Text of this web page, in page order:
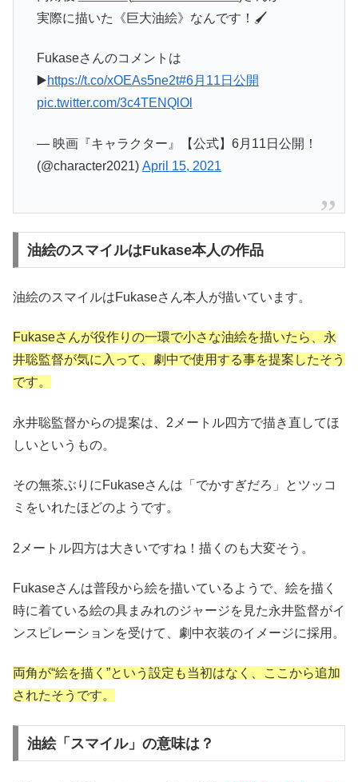
実際に描いた《巨大油絵》なんです！🖌️
Fukaseさんのコメントは
▶️https://t.co/xOEAs5ne2t#6月11日公開
pic.twitter.com/3c4TENQlOl
— 映画『キャラクター』【公式】6月11日公開！
(@character2021) April 15, 2021
油絵のスマイルはFukase本人の作品
油絵のスマイルはFukaseさん本人が描いています。
Fukaseさんが役作りの一環で小さな油絵を描いたら、永
井聡監督が気に入って、劇中で使用する事を提案したそう
です。
永井聡監督からの提案は、2メートル四方で描き直してほ
しいというもの。
その無茶ぶりにFukaseさんは「でかすぎだろ」とツッコ
ミをいれたほどのようです。
2メートル四方は大きいですね！描くのも大変そう。
Fukaseさんは普段から絵を描いているようで、絵を描く
時に着ている絵の具まみれのジャージを見た永井監督がイ
ンスピレーションを受けて、劇中衣装のイメージに採用。
両角が“絵を描く”という設定も当初はなく、ここから追加
されたそうです。
油絵「スマイル」の意味は？